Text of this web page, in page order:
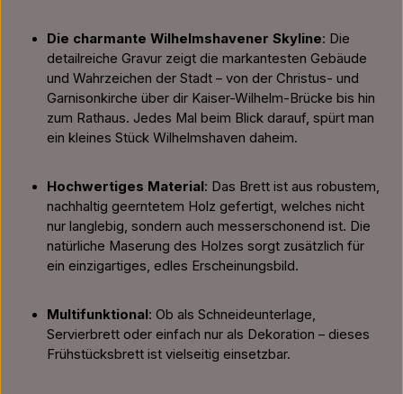
Die charmante Wilhelmshavener Skyline: Die
detailreiche Gravur zeigt die markantesten Gebäude
und Wahrzeichen der Stadt – von der Christus- und
Garnisonkirche über dir Kaiser-Wilhelm-Brücke bis hin
zum Rathaus. Jedes Mal beim Blick darauf, spürt man
ein kleines Stück Wilhelmshaven daheim.
Hochwertiges Material: Das Brett ist aus robustem,
nachhaltig geerntetem Holz gefertigt, welches nicht
nur langlebig, sondern auch messerschonend ist. Die
natürliche Maserung des Holzes sorgt zusätzlich für
ein einzigartiges, edles Erscheinungsbild.
Multifunktional: Ob als Schneideunterlage,
Servierbrett oder einfach nur als Dekoration – dieses
Frühstücksbrett ist vielseitig einsetzbar.